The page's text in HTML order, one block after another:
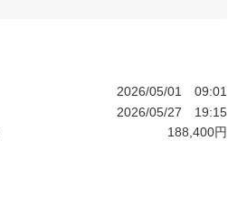
2026/05/01
09:01
2026/05/27
19:15
188,400円